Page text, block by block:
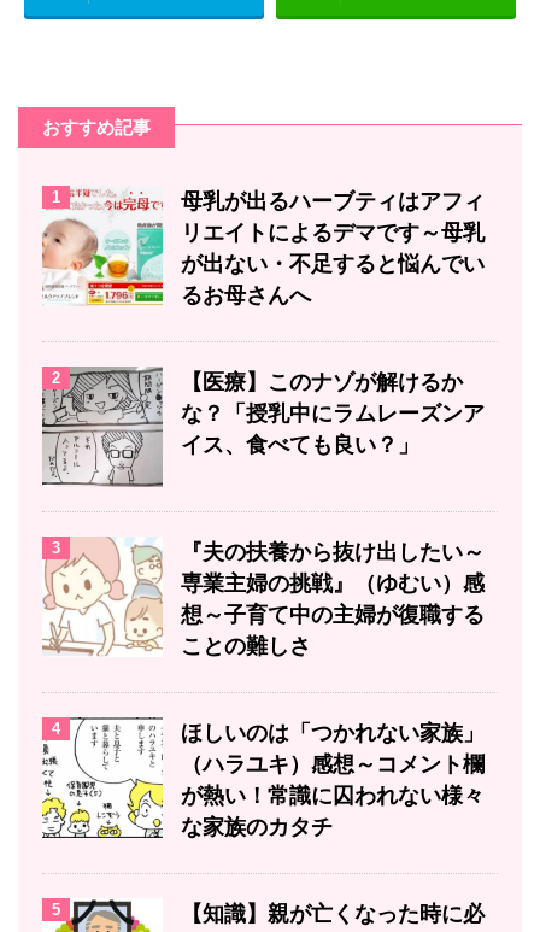
おすすめ記事
1
母乳が出るハーブティはアフィ
リエイトによるデマです～母乳
が出ない・不足すると悩んでい
るお母さんへ
2
【医療】このナゾが解けるか
な？「授乳中にラムレーズンア
イス、食べても良い？」
3
『夫の扶養から抜け出したい～
専業主婦の挑戦』（ゆむい）感
想～子育て中の主婦が復職する
ことの難しさ
4
ほしいのは「つかれない家族」
（ハラユキ）感想～コメント欄
が熱い！常識に囚われない様々
な家族のカタチ
5
【知識】親が亡くなった時に必